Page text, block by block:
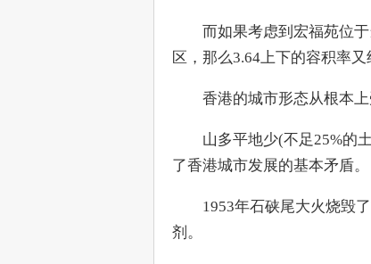
而如果考虑到宏福苑位于
区，那么3.64上下的容积率又
香港的城市形态从根本上
山多平地少(不足25%的土
了香港城市发展的基本矛盾。
1953年石硖尾大火烧毁了
剂。